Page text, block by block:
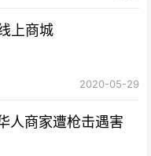
上商城
2020-05-29
人商家遭枪击遇害